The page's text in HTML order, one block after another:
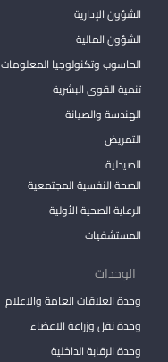
الشؤون الإدارية
الشؤون المالية
الحاسوب وتكنولوجيا المعلومات
تنمية القوى البشرية
الهندسة والصيانة
التمريض
الصيدلية
الصحة النفسية المجتمعية
الرعاية الصحية الأولية
المستشفيات
الوحدات
وحدة العلاقات العامة والاعلام
وحدة نقل وزراعة الاعضاء
وحدة الرقابة الداخلية